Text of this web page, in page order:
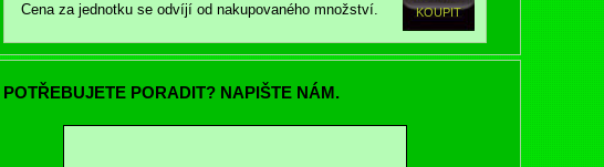
Cena za jednotku se odvíjí od nakupovaného množství.
POTŘEBUJETE PORADIT? NAPIŠTE NÁM.